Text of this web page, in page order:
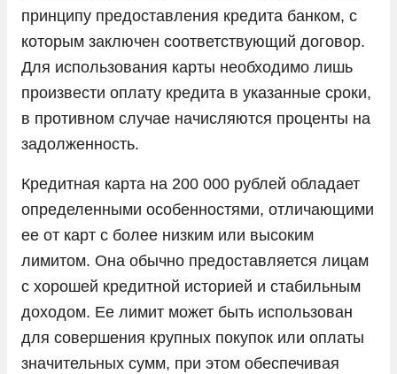
принципу предоставления кредита банком, с
которым заключен соответствующий договор.
Для использования карты необходимо лишь
произвести оплату кредита в указанные сроки,
в противном случае начисляются проценты на
задолженность.
Кредитная карта на 200 000 рублей обладает
определенными особенностями, отличающими
ее от карт с более низким или высоким
лимитом. Она обычно предоставляется лицам
с хорошей кредитной историей и стабильным
доходом. Ее лимит может быть использован
для совершения крупных покупок или оплаты
значительных сумм, при этом обеспечивая